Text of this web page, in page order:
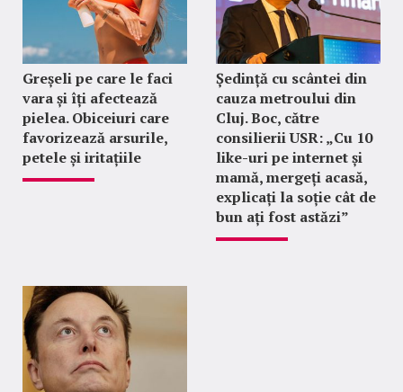
Greșeli pe care le faci
vara și îți afectează
pielea. Obiceiuri care
favorizează arsurile,
petele și iritațiile
Ședință cu scântei din
cauza metroului din
Cluj. Boc, către
consilierii USR: „Cu 10
like-uri pe internet și
mamă, mergeți acasă,
explicați la soție cât de
bun ați fost astăzi”